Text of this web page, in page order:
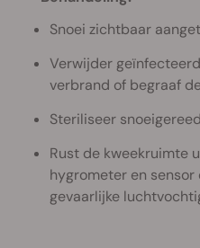
Snoei zichtbaar
Verwijder
verbrand of begraaf
Steriliseer
Rust de kweekruimte
hygrometer en
gevaarlijke